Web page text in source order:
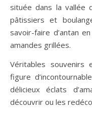
située dans la vallée
pâtissiers et
savoir-faire d’antan
amandes grillées.
Véritables souvenirs
figure
délicieux éclats
découvrir ou les